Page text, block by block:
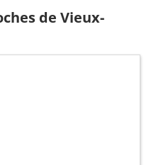
de Vieux-